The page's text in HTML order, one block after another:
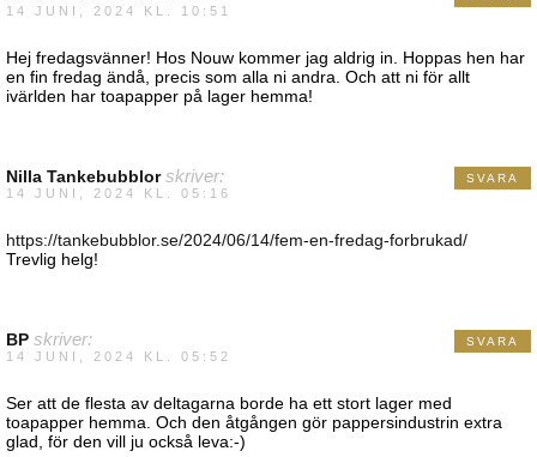
14 JUNI, 2024 KL. 10:51
Hej fredagsvänner! Hos Nouw kommer jag aldrig in. Hoppas hen har
en fin fredag ändå, precis som alla ni andra. Och att ni för allt
ivärlden har toapapper på lager hemma!
Nilla Tankebubblor skriver:
14 JUNI, 2024 KL. 05:16
https://tankebubblor.se/2024/06/14/fem-en-fredag-forbrukad/
Trevlig helg!
SVARA
BP skriver:
14 JUNI, 2024 KL. 05:52
Ser att de flesta av deltagarna borde ha ett stort lager med
toapapper hemma. Och den åtgången gör pappersindustrin extra
glad, för den vill ju också leva:-)
SVARA